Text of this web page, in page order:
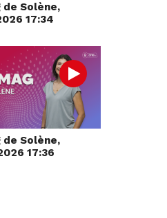
de Solène,
17:34
de Solène,
17:36